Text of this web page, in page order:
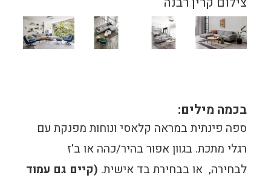
בכמה מילים:
ספה פינתית במראה קלאסי ונוחות מפנקת עם
רגלי מתכת. בגוון אפור בהיר/כהה או ב'ז
לבחירה, או בבחירת בד אישית. (קיים גם עמוד